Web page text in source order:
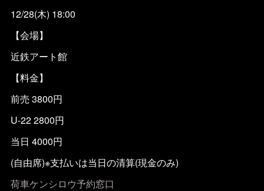
12/28(木) 18:00
【会場】
近鉄アート館
【料金】
前売 3800円
U-22 2800円
当日 4000円
(自由席)※支払いは当日の清算(現金のみ)
荷車ケンシロウ予約窓口